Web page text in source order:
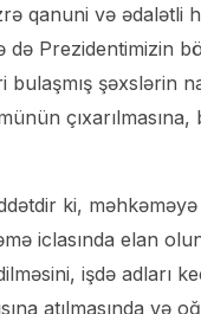
qanuni və ədalətli
Prezidentimizin
şəxslərin
ki,
iclasında elan
işdə adları
atılmasında